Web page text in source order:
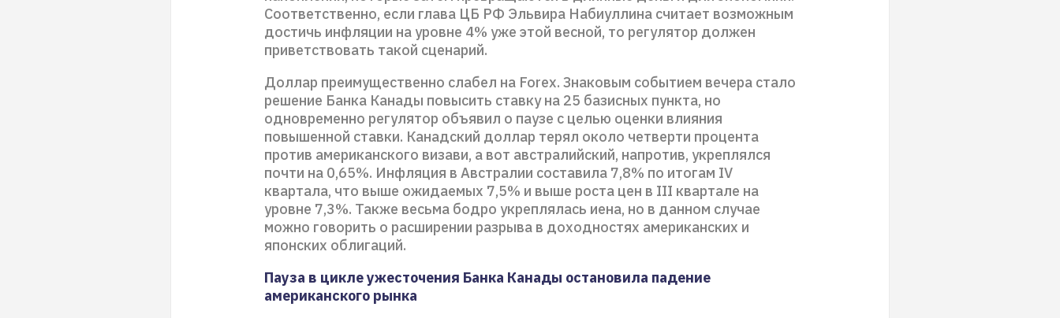
Соответственно, если глава ЦБ РФ Эльвира Набиуллина считает возможным
достичь инфляции на уровне 4% уже этой весной, то регулятор должен
приветствовать такой сценарий.
Доллар преимущественно слабел на Forex. Знаковым событием вечера стало
решение Банка Канады повысить ставку на 25 базисных пункта, но
одновременно регулятор объявил о паузе с целью оценки влияния
повышенной ставки. Канадский доллар терял около четверти процента
против американского визави, а вот австралийский, напротив, укреплялся
почти на 0,65%. Инфляция в Австралии составила 7,8% по итогам IV
квартала, что выше ожидаемых 7,5% и выше роста цен в III квартале на
уровне 7,3%. Также весьма бодро укреплялась иена, но в данном случае
можно говорить о расширении разрыва в доходностях американских и
японских облигаций.
Пауза в цикле ужесточения Банка Канады остановила падение
американского рынка